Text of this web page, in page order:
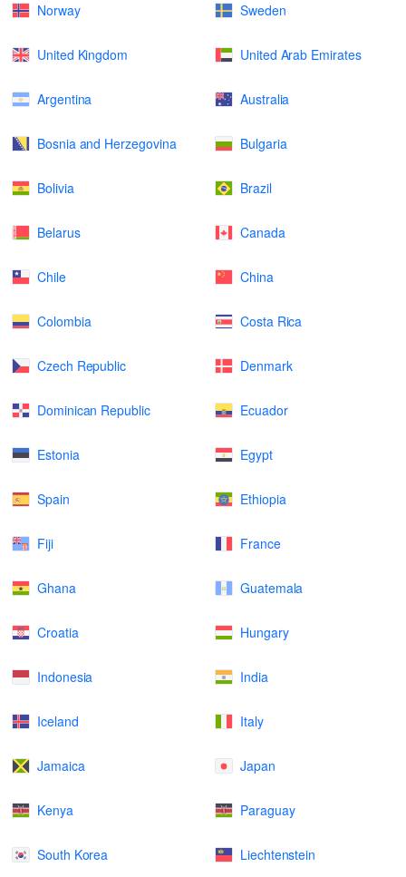
Norway Sweden
United Kingdom United Arab Emirates
Argentina Australia
Bosnia and Herzegovina Bulgaria
Bolivia Brazil
Belarus Canada
Chile China
Colombia Costa Rica
Czech Republic Denmark
Dominican Republic Ecuador
Estonia Egypt
Spain Ethiopia
Fiji France
Ghana Guatemala
Croatia Hungary
Indonesia India
Iceland Italy
Jamaica Japan
Kenya Paraguay
South Korea Liechtenstein